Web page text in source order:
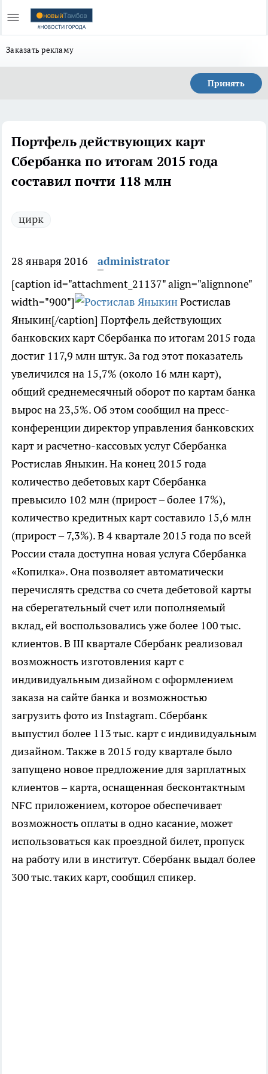
Заказать рекламу
Принять
Портфель действующих карт
Сбербанка по итогам 2015 года
составил почти 118 млн
цирк
28 января 2016
administrator
[caption id="attachment_21137" align="alignnone"
width="900"]
Ростислав
Яныкин[/caption] Портфель действующих
банковских карт Сбербанка по итогам 2015 года
достиг 117,9 млн штук. За год этот показатель
увеличился на 15,7% (около 16 млн карт),
общий среднемесячный оборот по картам банка
вырос на 23,5%. Об этом сообщил на пресс-
конференции директор управления банковских
карт и расчетно-кассовых услуг Сбербанка
Ростислав Яныкин. На конец 2015 года
количество дебетовых карт Сбербанка
превысило 102 млн (прирост – более 17%),
количество кредитных карт составило 15,6 млн
(прирост – 7,3%). В 4 квартале 2015 года по всей
России стала доступна новая услуга Сбербанка
«Копилка». Она позволяет автоматически
перечислять средства со счета дебетовой карты
на сберегательный счет или пополняемый
вклад, ей воспользовались уже более 100 тыс.
клиентов. В III квартале Сбербанк реализовал
возможность изготовления карт с
индивидуальным дизайном с оформлением
заказа на сайте банка и возможностью
загрузить фото из Instagram. Сбербанк
выпустил более 113 тыс. карт с индивидуальным
дизайном. Также в 2015 году квартале было
запущено новое предложение для зарплатных
клиентов – карта, оснащенная бесконтактным
NFC приложением, которое обеспечивает
возможность оплаты в одно касание, может
использоваться как проездной билет, пропуск
на работу или в институт. Сбербанк выдал более
300 тыс. таких карт, сообщил спикер.